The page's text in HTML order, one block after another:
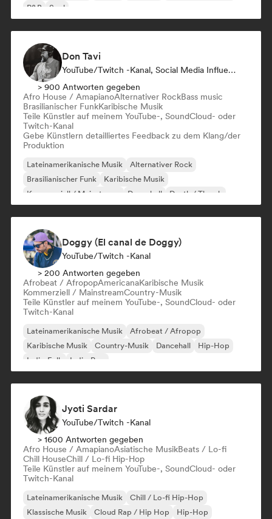
R&B
Soul
Don Tavi
YouTube/Twitch -Kanal, Social Media Influencer
> 900 Antworten gegeben
Afro House / AmapianoAlternativer RockBass music
Brasilianischer FunkKaribische Musik
Teile Künstler auf meinem YouTube-, SoundCloud- oder
Twitch-Kanal
Gebe Künstlern detailliertes Feedback zu dem Klang/der
Produktion
Lateinamerikanische Musik
Alternativer Rock
Brasilianischer Funk
Karibische Musik
Kommerziell / Mainstream
Dancehall
Death / Thrash
Doggy (El canal de Doggy)
YouTube/Twitch -Kanal
> 200 Antworten gegeben
Afrobeat / AfropopAmericanaKaribische Musik
Kommerziell / MainstreamCountry-Musik
Teile Künstler auf meinem YouTube-, SoundCloud- oder
Twitch-Kanal
Lateinamerikanische Musik
Afrobeat / Afropop
Karibische Musik
Country-Musik Dancehall
Hip-Hop
Indie-Folk
Indie-Pop
Jyoti Sardar
YouTube/Twitch -Kanal
> 1600 Antworten gegeben
Afro House / AmapianoAsiatische MusikBeats / Lo-fi
Chill HouseChill / Lo-fi Hip-Hop
Teile Künstler auf meinem YouTube-, SoundCloud- oder
Twitch-Kanal
Lateinamerikanische Musik
Chill / Lo-fi Hip-Hop
Klassische Musik
Cloud Rap / Hip Hop
Hip-Hop